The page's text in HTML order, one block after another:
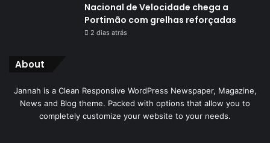
Nacional de Velocidade chega a
Portimão com grelhas reforçadas
2 dias atrás
About
Jannah is a Clean Responsive WordPress Newspaper, Magazine,
News and Blog theme. Packed with options that allow you to
completely customize your website to your needs.